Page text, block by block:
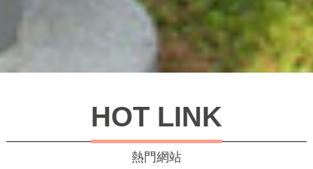
HOT LINK
熱門網站